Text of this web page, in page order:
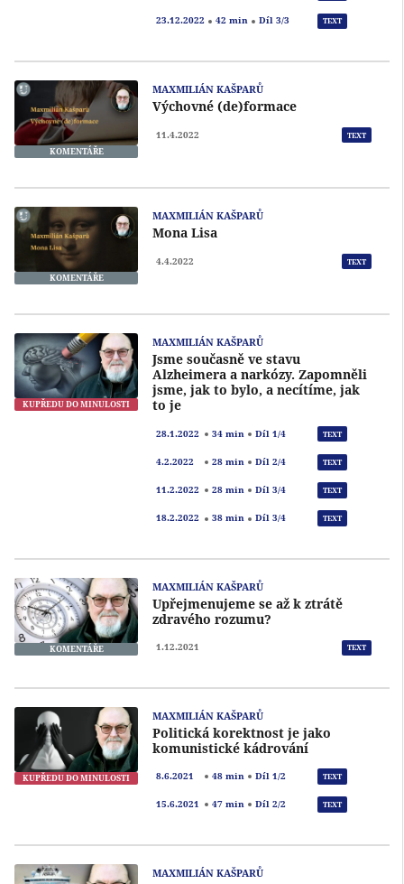
23.12.2022 42 min Díl 3/3 TEXT
KOMENTÁŘE
MAXMILIÁN KAŠPARŮ
Výchovné (de)formace
11.4.2022 TEXT
KOMENTÁŘE
MAXMILIÁN KAŠPARŮ
Mona Lisa
4.4.2022 TEXT
KUPŘEDU DO MINULOSTI
MAXMILIÁN KAŠPARŮ
Jsme současně ve stavu
Alzheimera a narkózy. Zapomněli
jsme, jak to bylo, a necítíme, jak
to je
28.1.2022 34 min Díl 1/4 TEXT
4.2.2022 28 min Díl 2/4 TEXT
11.2.2022 28 min Díl 3/4 TEXT
18.2.2022 38 min Díl 3/4 TEXT
KOMENTÁŘE
MAXMILIÁN KAŠPARŮ
Upřejmenujeme se až k ztrátě
zdravého rozumu?
1.12.2021 TEXT
KUPŘEDU DO MINULOSTI
MAXMILIÁN KAŠPARŮ
Politická korektnost je jako
komunistické kádrování
8.6.2021 48 min Díl 1/2 TEXT
15.6.2021 47 min Díl 2/2 TEXT
MAXMILIÁN KAŠPARŮ